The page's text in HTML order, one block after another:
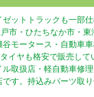
ゼットトラックも一部
市・ひたちなか市・
モータース・自動車
イヤも格安で販売して
取扱店・軽自動車修
す。持込みパーツ取り